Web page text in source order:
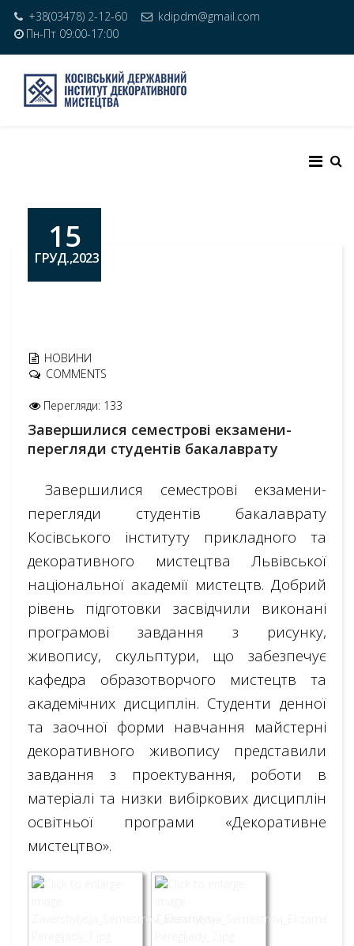
+38(03478) 2-12-60
kdipdm@gmail.com
Пн-Пт 09:00-17:00
15
ГРУД.,2023
НОВИНИ
COMMENTS
Перегляди: 133
Завершилися семестрові екзамени-
перегляди студентів бакалаврату
Завершилися семестрові екзамени-
перегляди студентів бакалаврату
Косівського інституту прикладного та
декоративного мистецтва Львівської
національної академії мистецтв. Добрий
рівень підготовки засвідчили виконані
програмові завдання з рисунку,
живопису, скульптури, що забезпечує
кафедра образотворчого мистецтв та
академічних дисциплін. Студенти денної
та заочної форми навчання майстерні
декоративного живопису представили
завдання з проектування, роботи в
матеріалі та низки вибіркових дисциплін
освітньої програми «Декоративне
мистецтво».